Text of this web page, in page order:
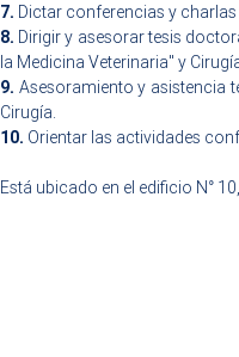
7. Dictar conferencias y
8. Dirigir y asesorar tesis
la Medicina Veterinaria" y
9. Asesoramiento y asistencia
Cirugía.
10. Orientar las actividades
Está ubicado en el edificio N°